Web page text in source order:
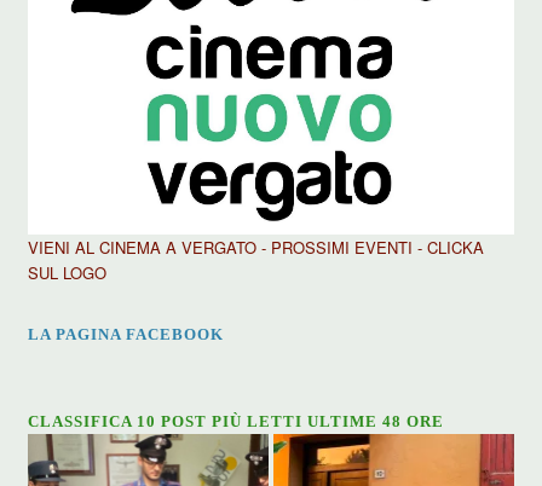
VIENI AL CINEMA A VERGATO - PROSSIMI EVENTI - CLICKA
SUL LOGO
LA PAGINA FACEBOOK
CLASSIFICA 10 POST PIÙ LETTI ULTIME 48 ORE